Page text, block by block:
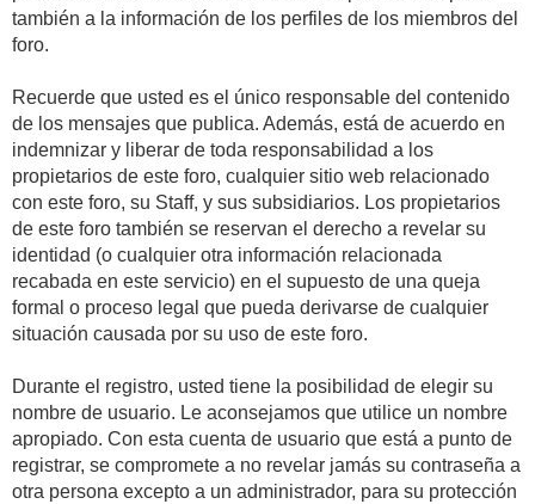
también a la información de los perfiles de los miembros del
foro.
Recuerde que usted es el único responsable del contenido
de los mensajes que publica. Además, está de acuerdo en
indemnizar y liberar de toda responsabilidad a los
propietarios de este foro, cualquier sitio web relacionado
con este foro, su Staff, y sus subsidiarios. Los propietarios
de este foro también se reservan el derecho a revelar su
identidad (o cualquier otra información relacionada
recabada en este servicio) en el supuesto de una queja
formal o proceso legal que pueda derivarse de cualquier
situación causada por su uso de este foro.
Durante el registro, usted tiene la posibilidad de elegir su
nombre de usuario. Le aconsejamos que utilice un nombre
apropiado. Con esta cuenta de usuario que está a punto de
registrar, se compromete a no revelar jamás su contraseña a
otra persona excepto a un administrador, para su protección